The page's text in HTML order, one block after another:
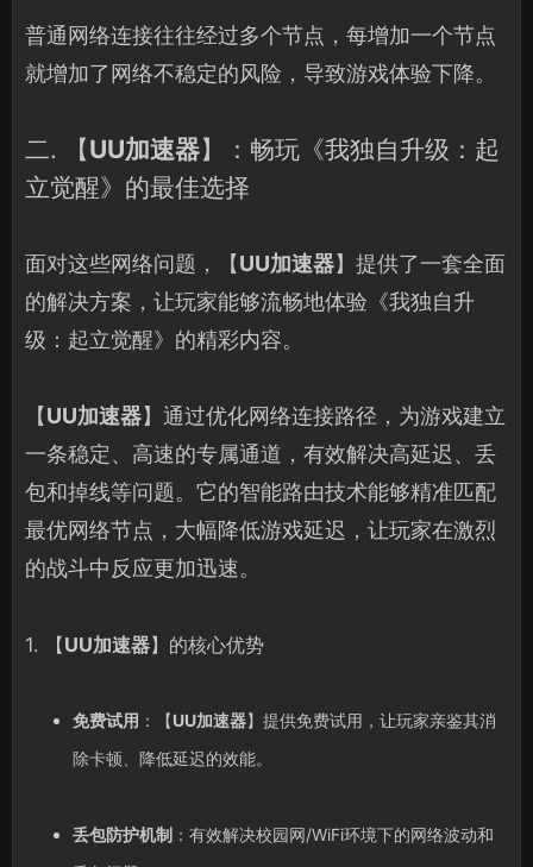
普通网络连接往往经过多个节点，每增加一个节点
就增加了网络不稳定的风险，导致游戏体验下降。
二. 【UU加速器】：畅玩《我独自升级：起
立觉醒》的最佳选择
面对这些网络问题，【UU加速器】提供了一套全面
的解决方案，让玩家能够流畅地体验《我独自升
级：起立觉醒》的精彩内容。
【UU加速器】通过优化网络连接路径，为游戏建立
一条稳定、高速的专属通道，有效解决高延迟、丢
包和掉线等问题。它的智能路由技术能够精准匹配
最优网络节点，大幅降低游戏延迟，让玩家在激烈
的战斗中反应更加迅速。
1. 【UU加速器】的核心优势
免费试用 ：【UU加速器】提供免费试用，让玩家亲鉴其消
除卡顿、降低延迟的效能。
丢包防护机制 ：有效解决校园网/WiFi环境下的网络波动和